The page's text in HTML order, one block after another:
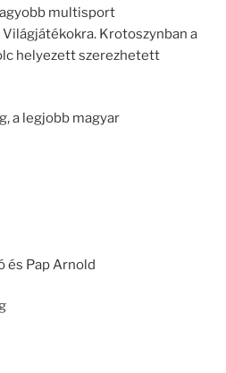
multisport
Krotoszynban a
helyezett szerezhetett
a legjobb magyar
és Pap Arnold